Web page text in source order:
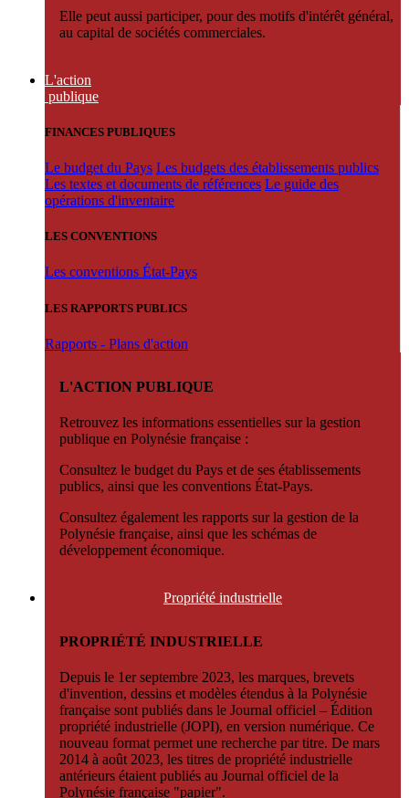
Elle peut aussi participer, pour des motifs d'intérêt général,
au capital de sociétés commerciales.
L'action
publique
FINANCES PUBLIQUES
Le budget du Pays Les budgets des établissements publics
Les textes et documents de références Le guide des
opérations d'inventaire
LES CONVENTIONS
Les conventions État-Pays
LES RAPPORTS PUBLICS
Rapports - Plans d'action
L'ACTION PUBLIQUE
Retrouvez les informations essentielles sur la gestion
publique en Polynésie française :
Consultez le budget du Pays et de ses établissements
publics, ainsi que les conventions État-Pays.
Consultez également les rapports sur la gestion de la
Polynésie française, ainsi que les schémas de
développement économique.
Propriété industrielle
PROPRIÉTÉ INDUSTRIELLE
Depuis le 1er septembre 2023, les marques, brevets
d'invention, dessins et modèles étendus à la Polynésie
française sont publiés dans le Journal officiel – Édition
propriété industrielle (JOPI), en version numérique. Ce
nouveau format permet une recherche par titre. De mars
2014 à août 2023, les titres de propriété industrielle
antérieurs étaient publiés au Journal officiel de la
Polynésie française "papier".